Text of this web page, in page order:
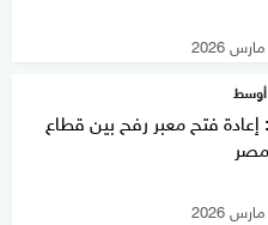
إعادة فتح معبر رفح بين قطاع